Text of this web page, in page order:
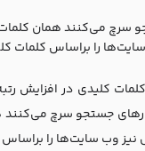
سرچ می‌کنند همان
را براساس کلمات
کلیدی در افزایش
جستجو سرچ
وب سایت‌ها را